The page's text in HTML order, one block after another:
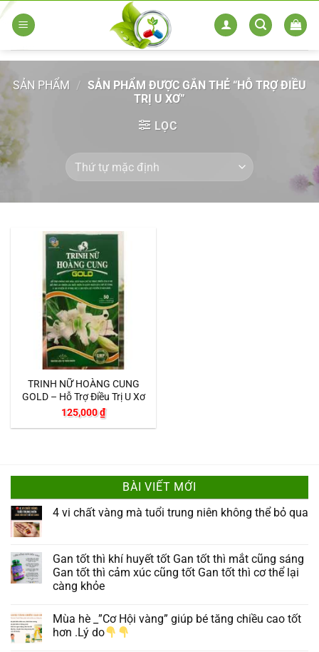
Skip
SẢN PHẨM / SẢN PHẨM ĐƯỢC GẮN THẺ “HỖ TRỢ ĐIỀU
TRỊ U XƠ”
LỌC
TRINH NỮ HOÀNG CUNG
GOLD – Hỗ Trợ Điều Trị U Xơ
125,000₫
BÀI VIẾT MỚI
4 vi chất vàng mà tuổi trung niên không thể bỏ qua
Gan tốt thì khí huyết tốt Gan tốt thì mắt cũng sáng
Gan tốt thì cảm xúc cũng tốt Gan tốt thì cơ thể lại
càng khỏe
Mùa hè _”Cơ Hội vàng” giúp bé tăng chiều cao tốt
hơn .Lý do